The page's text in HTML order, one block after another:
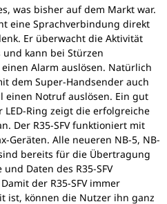
was bisher auf dem Markt war.
eine Sprachverbindung direkt
Er überwacht die Aktivität
und kann bei Stürzen
Alarm auslösen. Natürlich
dem Super-Handsender auch
einen Notruf auslösen. Ein gut
LED-Ring zeigt die erfolgreiche
Der R35-SFV funktioniert mit
Geräten. Alle neueren NB-5, NB-
bereits für die Übertragung
und Daten des R35-SFV
der R35-SFV immer
ist, können die Nutzer ihn ganz